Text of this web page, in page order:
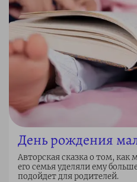
День рождения
Авторская сказка о том,
его семья уделяли ему
подойдет для родителей.